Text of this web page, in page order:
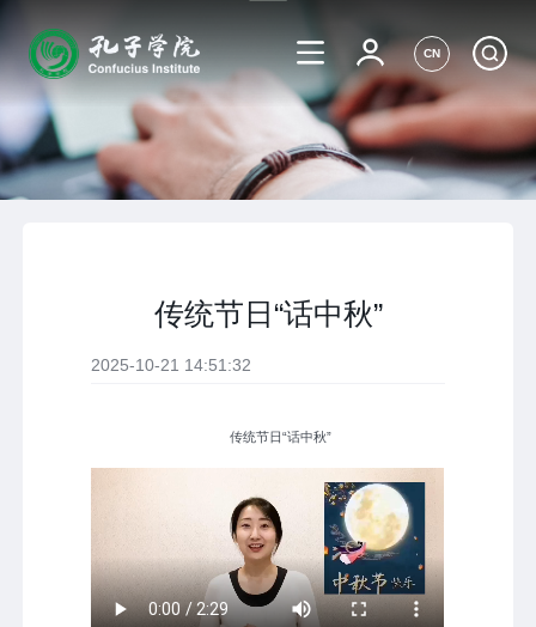
CN
传统节日“话中秋”
2025-10-21 14:51:32
传统节日“话中秋”